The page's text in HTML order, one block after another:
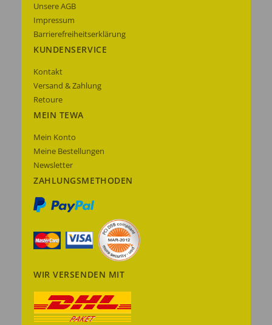
Unsere AGB
Impressum
Barrierefreiheitserklärung
KUNDENSERVICE
Kontakt
Versand & Zahlung
Retoure
MEIN TEWA
Mein Konto
Meine Bestellungen
Newsletter
ZAHLUNGSMETHODEN
WIR VERSENDEN MIT